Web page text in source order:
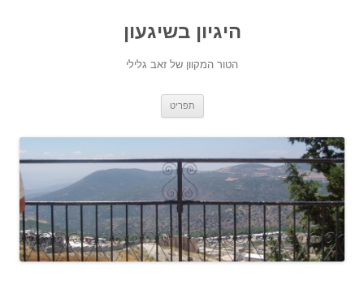
היגיון בשיגעון
הטור המקוון של זאב גלילי
תפריט